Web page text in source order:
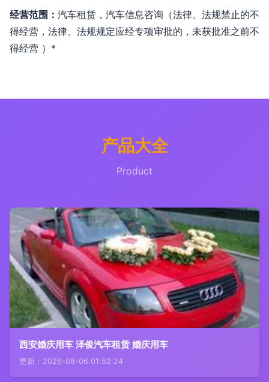
经营范围： 汽车租赁，汽车信息咨询（法律、法规禁止的不
得经营，法律、法规规定应经专项审批的，未获批准之前不
得经营 ）*
产品大全
Product
西安婚庆用车 泽俊汽车租赁 婚庆用车
更新：2026-08-06 01:52:24